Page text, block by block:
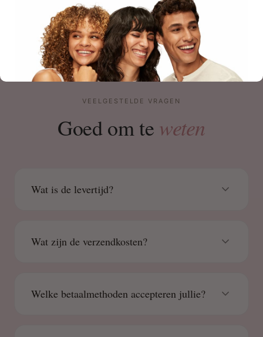
VEELGESTELDE VRAGEN
Goed om te weten
Wat is de levertijd?
Wat zijn de verzendkosten?
Welke betaalmethoden accepteren jullie?